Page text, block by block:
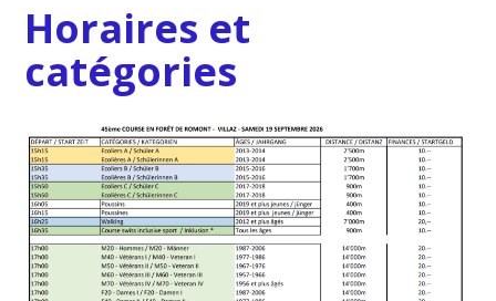
Horaires et
catégories